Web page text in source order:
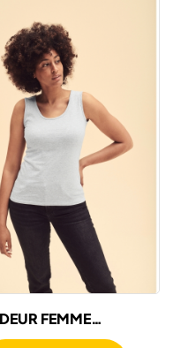
FEMME
(61-376-0)